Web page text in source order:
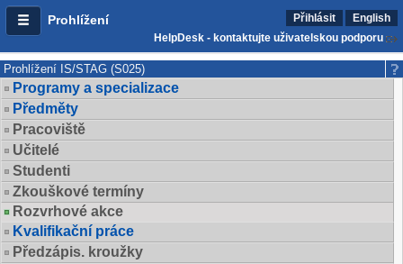
Prohlížení Přihlásit
English
HelpDesk - kontaktujte uživatelskou podporu
Prohlížení IS/STAG (S025)
Programy a specializace
Předměty
Pracoviště
Učitelé
Studenti
Zkouškové termíny
Rozvrhové akce
Kvalifikační práce
Předzápis. kroužky